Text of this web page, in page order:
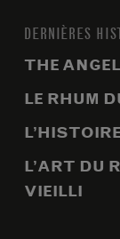
DERNIÈRES
THE
LE RHUM
L’ART DU
VIEILLI